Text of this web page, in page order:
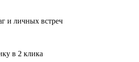
и личных встреч
в 2 клика